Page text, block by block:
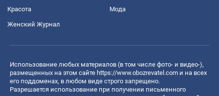
Красота Мода
Женский Журнал
Использование любых материалов (в том числе фото- и видео-),
размещенных на этом сайте https://www.obozrevatel.com и на всех
его поддоменах, в любом виде строго запрещено.
Разрешается использование при получении письменного